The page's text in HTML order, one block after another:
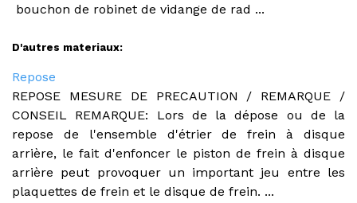
bouchon de robinet de vidange de rad ...
D'autres materiaux:
Repose
REPOSE MESURE DE PRECAUTION / REMARQUE /
CONSEIL REMARQUE: Lors de la dépose ou de la
repose de l'ensemble d'étrier de frein à disque
arrière, le fait d'enfoncer le piston de frein à disque
arrière peut provoquer un important jeu entre les
plaquettes de frein et le disque de frein. ...